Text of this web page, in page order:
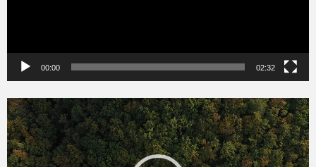
00:00 02:32
Videólejátszó